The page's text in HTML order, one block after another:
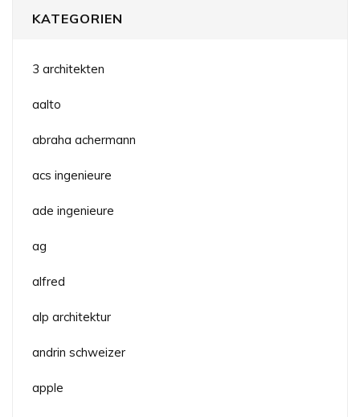
KATEGORIEN
3 architekten
aalto
abraha achermann
acs ingenieure
ade ingenieure
ag
alfred
alp architektur
andrin schweizer
apple